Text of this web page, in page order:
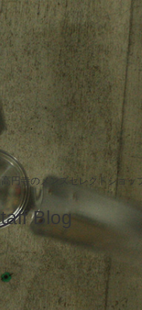
円寺のメンズセレクトショッ
Blog